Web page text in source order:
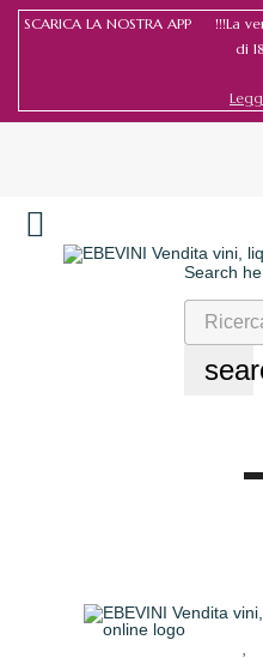
SCARICA LA NOSTRA APP !!!La
di
Search